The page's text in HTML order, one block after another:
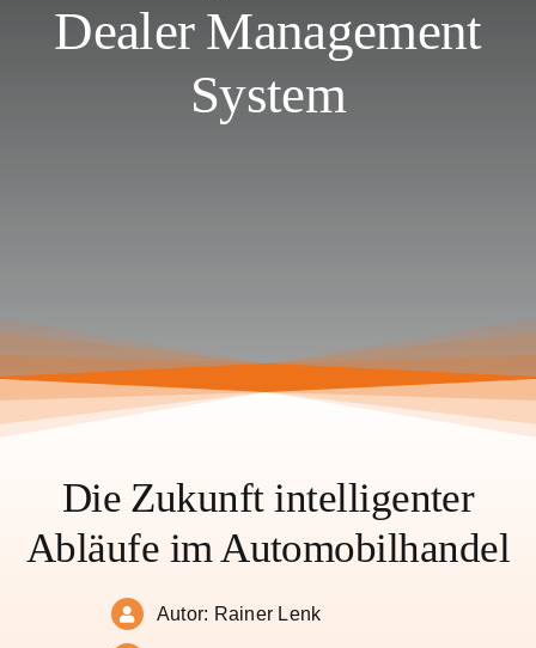
Dealer Management
System
Die Zukunft intelligenter
Abläufe im Automobilhandel
Autor: Rainer Lenk